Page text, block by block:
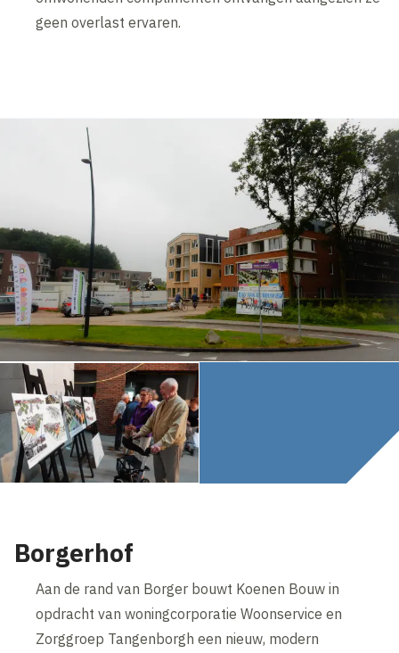
geen overlast ervaren.
Borgerhof
Aan de rand van Borger bouwt Koenen Bouw in
opdracht van woningcorporatie Woonservice en
Zorggroep Tangenborgh een nieuw, modern